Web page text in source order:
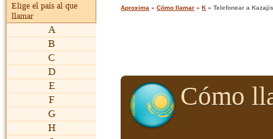
Elige el país al que
llamar
A
B
C
D
E
F
G
H
Aproxima »Cómo llamar »K » Telefonear a
Cómo